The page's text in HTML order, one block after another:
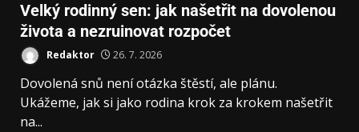
Velký rodinný sen: jak našetřit na dovolenou
života a nezruinovat rozpočet
Redaktor 26. 7. 2026
Dovolená snů není otázka štěstí, ale plánu.
Ukážeme, jak si jako rodina krok za krokem našetřit
na...